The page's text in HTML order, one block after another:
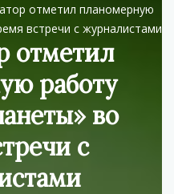
отметил планомерную
встречи с журналистами
отметил
работу
во
с